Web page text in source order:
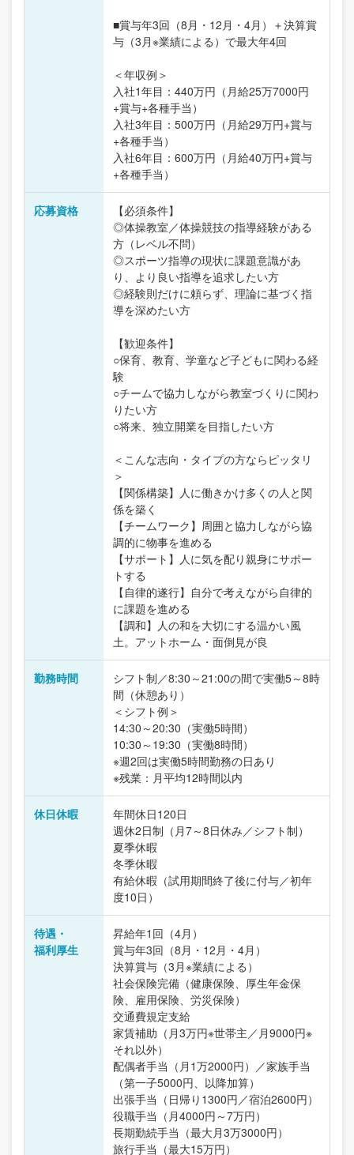
■賞与年3回（8月・12月・4月）＋決算賞
与（3月※業績による）で最大年4回
＜年収例＞
入社1年目：440万円（月給25万7000円
+賞与+各種手当）
入社3年目：500万円（月給29万円+賞与
+各種手当）
入社6年目：600万円（月給40万円+賞与
+各種手当）
応募資格
【必須条件】
◎体操教室／体操競技の指導経験がある
方（レベル不問）
◎スポーツ指導の現状に課題意識があ
り、より良い指導を追求したい方
◎経験則だけに頼らず、理論に基づく指
導を深めたい方
【歓迎条件】
○保育、教育、学童など子どもに関わる経
験
○チームで協力しながら教室づくりに関わ
りたい方
○将来、独立開業を目指したい方
＜こんな志向・タイプの方ならピッタリ
＞
【関係構築】人に働きかけ多くの人と関
係を築く
【チームワーク】周囲と協力しながら協
調的に物事を進める
【サポート】人に気を配り親身にサポー
トする
【自律的遂行】自分で考えながら自律的
に課題を進める
【調和】人の和を大切にする温かい風
土。アットホーム・面倒見が良
勤務時間
シフト制／8:30～21:00の間で実働5～8時
間（休憩あり）
＜シフト例＞
14:30～20:30（実働5時間）
10:30～19:30（実働8時間）
※週2回は実働5時間勤務の日あり
※残業：月平均12時間以内
休日休暇
年間休日120日
週休2日制（月7～8日休み／シフト制）
夏季休暇
冬季休暇
有給休暇（試用期間終了後に付与／初年
度10日）
待遇・
福利厚生
昇給年1回（4月）
賞与年3回（8月・12月・4月）
決算賞与（3月※業績による）
社会保険完備（健康保険、厚生年金保
険、雇用保険、労災保険）
交通費規定支給
家賃補助（月3万円※世帯主／月9000円※
それ以外）
配偶者手当（月1万2000円）／家族手当
（第一子5000円、以降加算）
出張手当（日帰り1300円／宿泊2600円）
役職手当（月4000円～7万円）
長期勤続手当（最大月3万3000円）
旅行手当（最大15万円）